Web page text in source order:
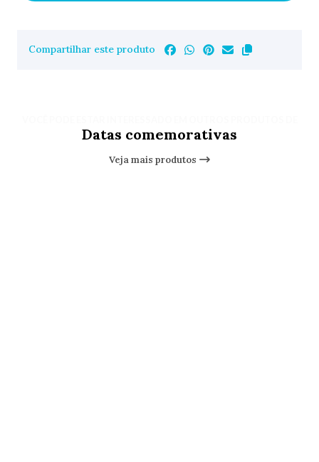
Compartilhar este produto
Datas comemorativas
Veja mais produtos